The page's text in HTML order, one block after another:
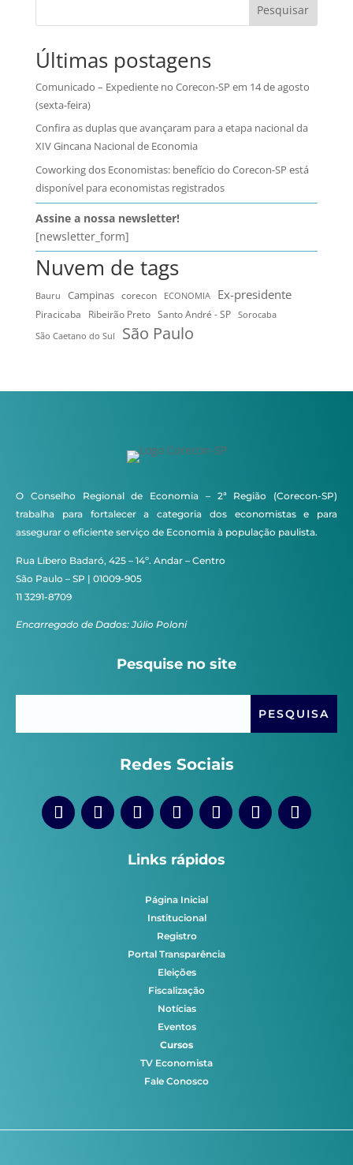
Pesquisar
Últimas postagens
Comunicado – Expediente no Corecon-SP em 14 de agosto
(sexta-feira)
Confira as duplas que avançaram para a etapa nacional da
XIV Gincana Nacional de Economia
Coworking dos Economistas: benefício do Corecon-SP está
disponível para economistas registrados
Assine a nossa newsletter!
[newsletter_form]
Nuvem de tags
Bauru Campinas corecon ECONOMIA Ex-presidente
Piracicaba Ribeirão Preto Santo André - SP
Sorocaba
São Caetano do Sul
São Paulo
O Conselho Regional de Economia – 2ª Região (Corecon-SP)
trabalha para fortalecer a categoria dos economistas e para
assegurar o eficiente serviço de Economia à população paulista.
Rua Líbero Badaró, 425 – 14º. Andar – Centro
São Paulo – SP | 01009-905
11 3291-8709
Encarregado de Dados: Júlio Poloni
Pesquise no site
Redes Sociais
Links rápidos
Página Inicial
Institucional
Registro
Portal Transparência
Eleições
Fiscalização
Notícias
Eventos
Cursos
TV Economista
Fale Conosco